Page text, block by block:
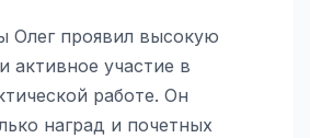
Олег проявил высокую
активное участие в
работе. Он
наград и почетных